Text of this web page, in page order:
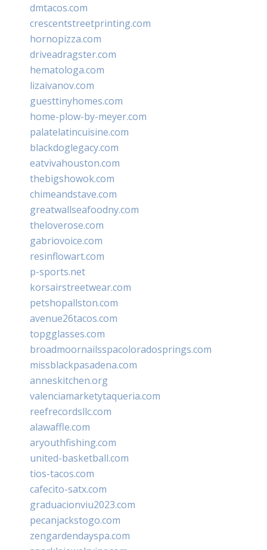
dmtacos.com
crescentstreetprinting.com
hornopizza.com
driveadragster.com
hematologa.com
lizaivanov.com
guesttinyhomes.com
home-plow-by-meyer.com
palatelatincuisine.com
blackdoglegacy.com
eatvivahouston.com
thebigshowok.com
chimeandstave.com
greatwallseafoodny.com
theloverose.com
gabriovoice.com
resinflowart.com
p-sports.net
korsairstreetwear.com
petshopallston.com
avenue26tacos.com
topgglasses.com
broadmoornailsspacoloradosprings.com
missblackpasadena.com
anneskitchen.org
valenciamarketytaqueria.com
reefrecordsllc.com
alawaffle.com
aryouthfishing.com
united-basketball.com
tios-tacos.com
cafecito-satx.com
graduacionviu2023.com
pecanjackstogo.com
zengardendayspa.com